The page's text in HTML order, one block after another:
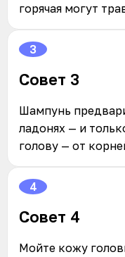
горячая могут
3
Совет 3
Шампунь
ладонях — и
голову — от
4
Совет 4
Мойте кожу